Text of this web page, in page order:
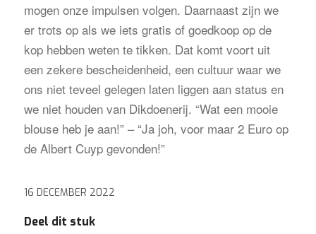
mogen onze impulsen volgen. Daarnaast zijn we
er trots op als we iets gratis of goedkoop op de
kop hebben weten te tikken. Dat komt voort uit
een zekere bescheidenheid, een cultuur waar we
ons niet teveel gelegen laten liggen aan status en
we niet houden van Dikdoenerij. “Wat een mooie
blouse heb je aan!” – “Ja joh, voor maar 2 Euro op
de Albert Cuyp gevonden!”
16 DECEMBER 2022
Deel dit stuk